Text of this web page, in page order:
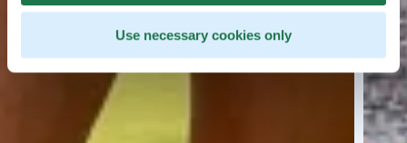
Use necessary cookies only